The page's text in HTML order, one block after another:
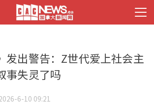
发出警告：Z世代爱上社会主
事失灵了吗
6-10 09:21